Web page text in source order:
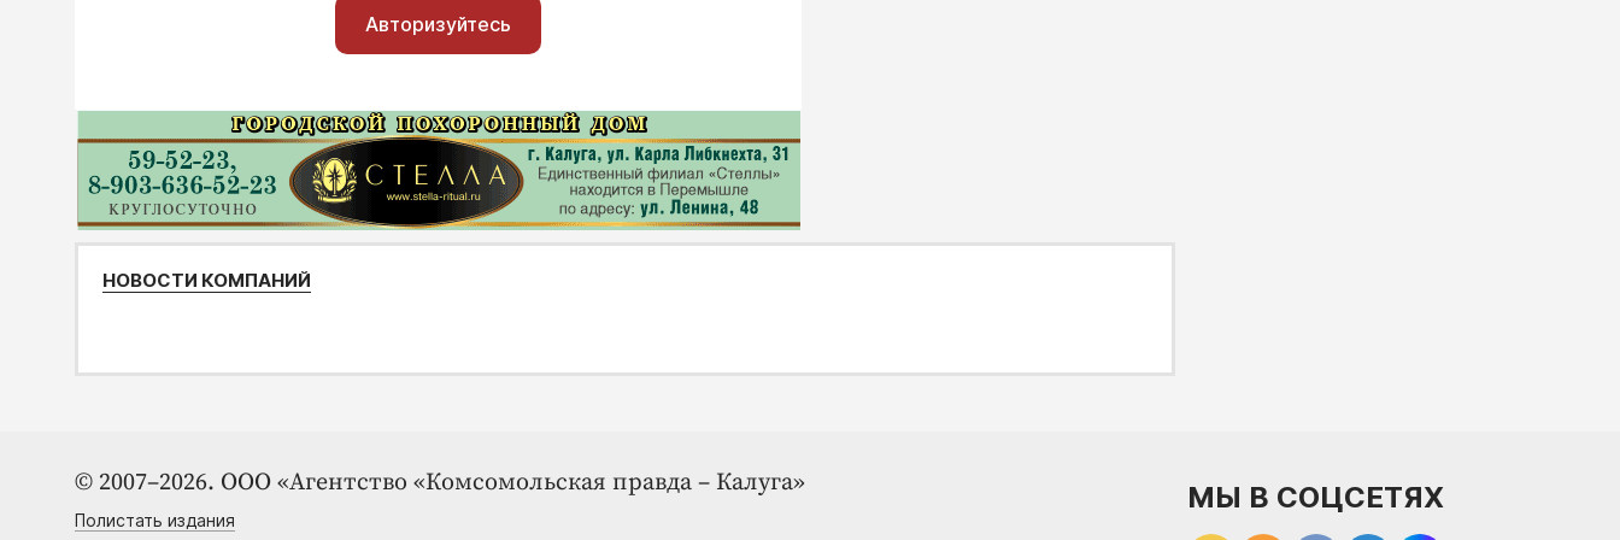
Авторизуйтесь
НОВОСТИ КОМПАНИЙ
© 2007–2026. ООО «Агентство «Комсомольская правда – Калуга»
Полистать издания
МЫ В СОЦСЕТЯХ